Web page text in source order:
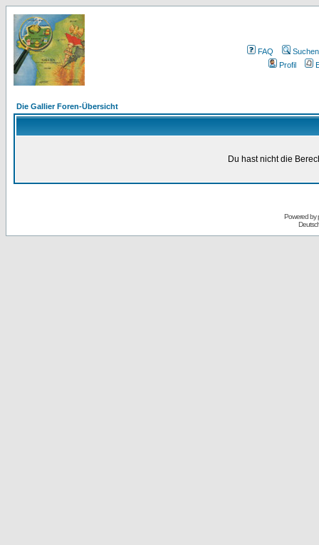
FAQ
Suchen
Profil
Die Gallier Foren-Übersicht
Du hast nicht die
Powered by